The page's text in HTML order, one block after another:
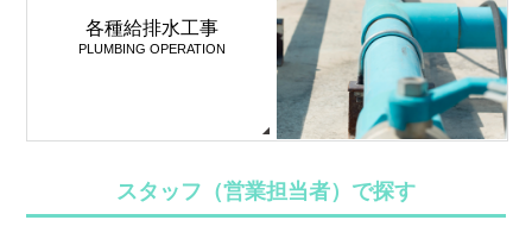
各種給排水工事
PLUMBING OPERATION
スタッフ（営業担当者）で探す